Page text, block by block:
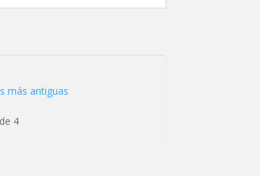
más antiguas
4